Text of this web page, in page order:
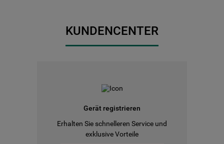
KUNDENCENTER
Gerät registrieren
Erhalten Sie schnelleren Service und
exklusive Vorteile